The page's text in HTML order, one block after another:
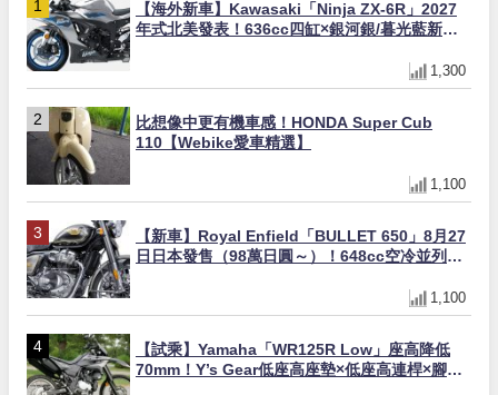
【海外新車】Kawasaki「Ninja ZX-6R」2027
年式北美發表！636cc四缸×銀河銀/暮光藍新色
1,300
比想像中更有機車感！HONDA Super Cub
110【Webike愛車精選】
1,100
【新車】Royal Enfield「BULLET 650」8月27
日日本發售（98萬日圓～）！648cc空冷並列雙
1,100
【試乘】Yamaha「WR125R Low」座高降低
70mm！Y’s Gear低座高座墊×低座高連桿×腳踏